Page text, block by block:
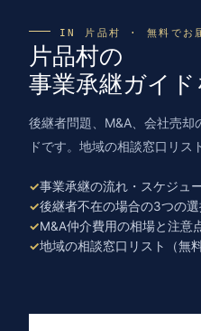
IN 片品村 · 無料でお
片品村の
事業承継ガイ
後継者問題、M&A、会社売却
ドです。地域の相談窓口リス
事業承継の流れ・スケジュ
後継者不在の場合の3つの選
M&A仲介費用の相場と注意
地域の相談窓口リスト（無料